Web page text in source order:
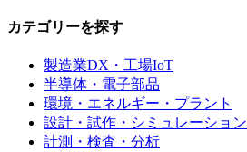
カテゴリーを探す
製造業DX・工場IoT
半導体・電子部品
環境・エネルギー・プラント
設計・試作・シミュレーション
計測・検査・分析